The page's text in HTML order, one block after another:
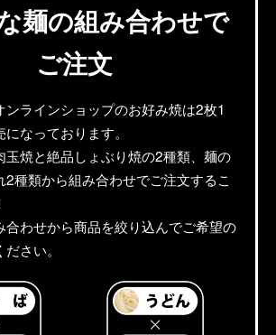
麺の組み合わせで
ご注文
ンラインショップのお好み焼は2枚1
なっております。
玉焼と絶品しょぶり焼の2種類、麺の
2種類から組み合わせでご注文するこ
合わせから商品を絞り込んでご希望の
さい。